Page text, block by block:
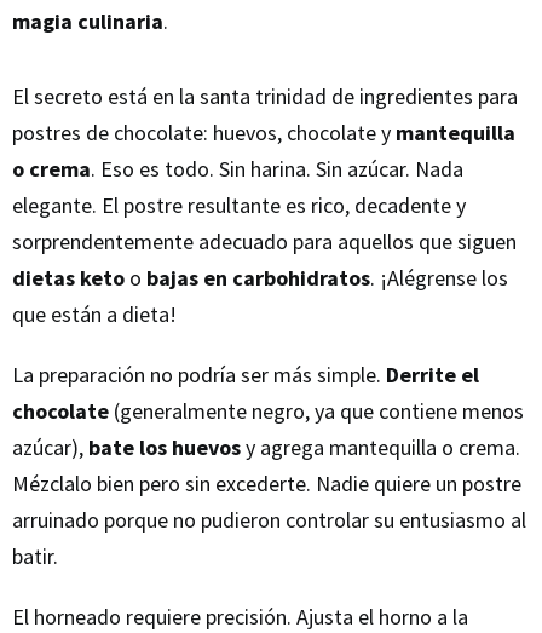
magia culinaria.
El secreto está en la santa trinidad de ingredientes para
postres de chocolate: huevos, chocolate y mantequilla
o crema. Eso es todo. Sin harina. Sin azúcar. Nada
elegante. El postre resultante es rico, decadente y
sorprendentemente adecuado para aquellos que siguen
dietas keto o bajas en carbohidratos. ¡Alégrense los
que están a dieta!
La preparación no podría ser más simple. Derrite el
chocolate (generalmente negro, ya que contiene menos
azúcar), bate los huevosy agrega mantequilla o crema.
Mézclalo bien pero sin excederte. Nadie quiere un postre
arruinado porque no pudieron controlar su entusiasmo al
batir.
El horneado requiere precisión. Ajusta el horno a la